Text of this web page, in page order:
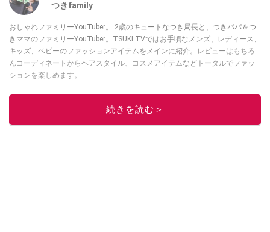
つきfamily
おしゃれファミリーYouTuber。 2歳のキュートなつき局長と、つきパパ＆つ
きママのファミリーYouTuber。TSUKI TVではお手頃なメンズ、レディース、
キッズ、ベビーのファッションアイテムをメインに紹介。レビューはもちろ
んコーディネートからヘアスタイル、コスメアイテムなどトータルでファッ
ションを楽しめます。
このイチオシストの他の記事を読む
続きを読む＞